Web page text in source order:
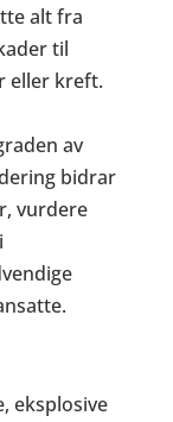
alt fra
til
eller kreft.
av
bidrar
vurdere
eksplosive